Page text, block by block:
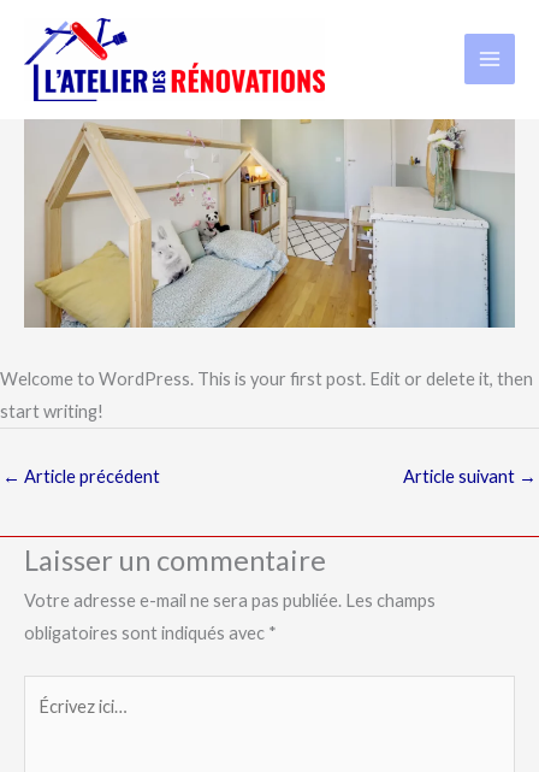
contenu
Welcome to WordPress. This is your first post. Edit or delete it, then
start writing!
← Article précédent Article suivant →
Laisser un commentaire
Votre adresse e-mail ne sera pas publiée. Les champs
obligatoires sont indiqués avec *